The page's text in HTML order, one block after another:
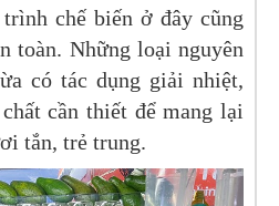
chế biến ở đây cũng
toàn. Những loại nguyên
có tác dụng giải nhiệt,
cần thiết để mang lại
tắn, trẻ trung.